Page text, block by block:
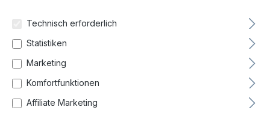
Technisch erforderlich
Statistiken
Marketing
Komfortfunktionen
Affiliate Marketing